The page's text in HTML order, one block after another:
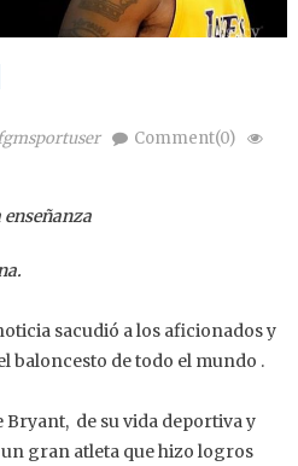
Comment(0)
sacudió a los aficionados y
baloncesto de todo el mundo .
Bryant, de su vida deportiva y
gran atleta que hizo logros